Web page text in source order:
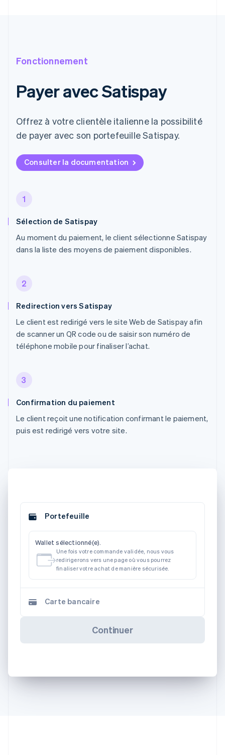
Fonctionnement
Payer avec Satispay
Offrez à votre clientèle italienne la possibilité
de payer avec son portefeuille Satispay.
Consulter la documentation
1
Sélection de Satispay
Au moment du paiement, le client sélectionne Satispay
dans la liste des moyens de paiement disponibles.
2
Redirection vers Satispay
Le client est redirigé vers le site Web de Satispay afin
de scanner un QR code ou de saisir son numéro de
téléphone mobile pour finaliser l’achat.
3
Confirmation du paiement
Le client reçoit une notification confirmant le paiement,
puis est redirigé vers votre site.
Portefeuille
Wallet sélectionné(e).
Une fois votre commande validée, nous vous
redirigerons vers une page où vous pourrez
finaliser votre achat de manière sécurisée.
Carte bancaire
Continuer